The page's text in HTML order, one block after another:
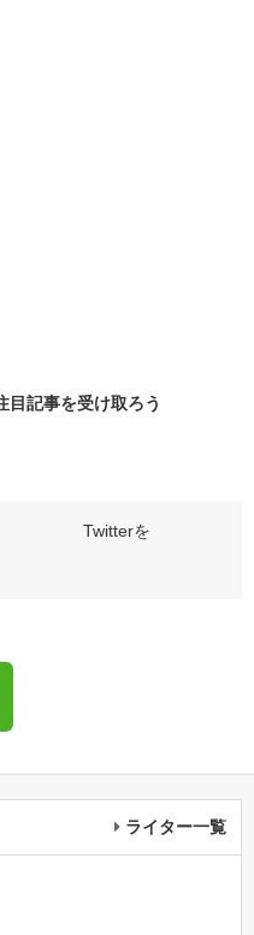
目記事を受け取ろう
ライター一覧